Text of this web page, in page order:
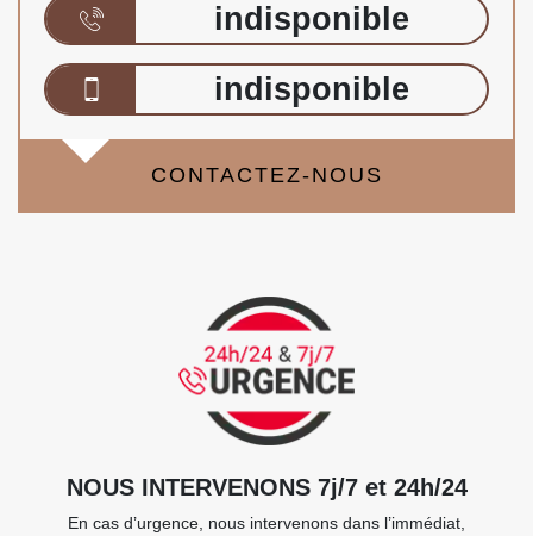
indisponible
indisponible
CONTACTEZ-NOUS
NOUS INTERVENONS 7j/7 et 24h/24
En cas d’urgence, nous intervenons dans l’immédiat,